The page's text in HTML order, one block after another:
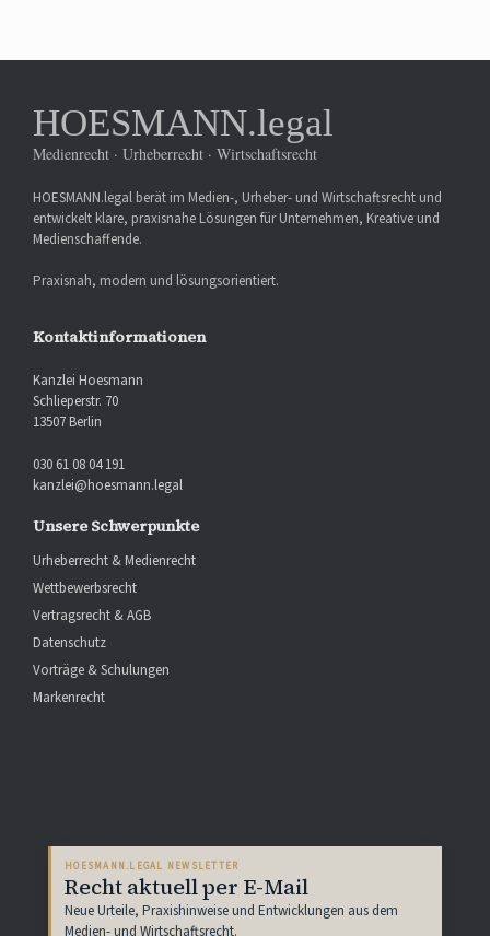
HOESMANN.legal
Medienrecht · Urheberrecht · Wirtschaftsrecht
HOESMANN.legal berät im Medien-, Urheber- und Wirtschaftsrecht und
entwickelt klare, praxisnahe Lösungen für Unternehmen, Kreative und
Medienschaffende.
Praxisnah, modern und lösungsorientiert.
Kontaktinformationen
Kanzlei Hoesmann
Schlieperstr. 70
13507 Berlin
030 61 08 04 191
kanzlei@hoesmann.legal
Unsere Schwerpunkte
Urheberrecht & Medienrecht
Wettbewerbsrecht
Vertragsrecht & AGB
Datenschutz
Vorträge & Schulungen
Markenrecht
HOESMANN.LEGAL NEWSLETTER
Recht aktuell per E-Mail
Neue Urteile, Praxishinweise und Entwicklungen aus dem
Medien- und Wirtschaftsrecht.